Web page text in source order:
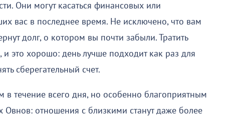
Они могут касаться финансовых или
вас в последнее время. Не исключено, что вам
долг, о котором вы почти забыли. Тратить
и это хорошо: день лучше подходит как раз для
сберегательный счет.
течение всего дня, но особенно благоприятным
Овнов: отношения с близкими станут даже более